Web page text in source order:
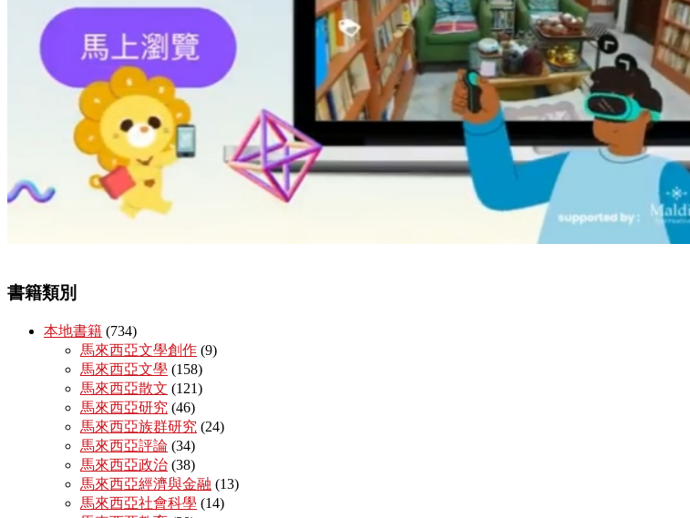
書籍類別
本地書籍 (734)
馬來西亞文學創作 (9)
馬來西亞文學 (158)
馬來西亞散文 (121)
馬來西亞研究 (46)
馬來西亞族群研究 (24)
馬來西亞評論 (34)
馬來西亞政治 (38)
馬來西亞經濟與金融 (13)
馬來西亞社會科學 (14)